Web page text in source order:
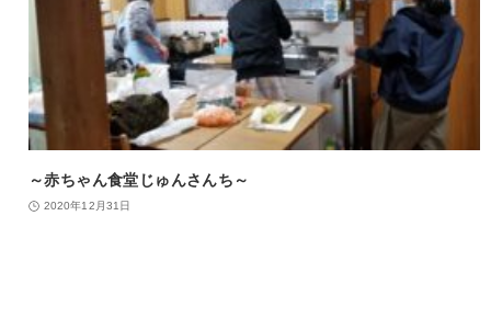
～赤ちゃん食堂じゅんさんち～
2020年12月31日